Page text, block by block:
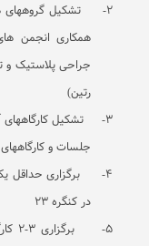
2-
تشکیل
همکاری انجمن
جراحی پلاستیک و
رتین)
3-
تشکیل کارگاههای
جلسات و
4-
برگزاری حداقل
در کنگره 23
5-
برگزاری 3-2 کارگاه یا سمپوزیوم در